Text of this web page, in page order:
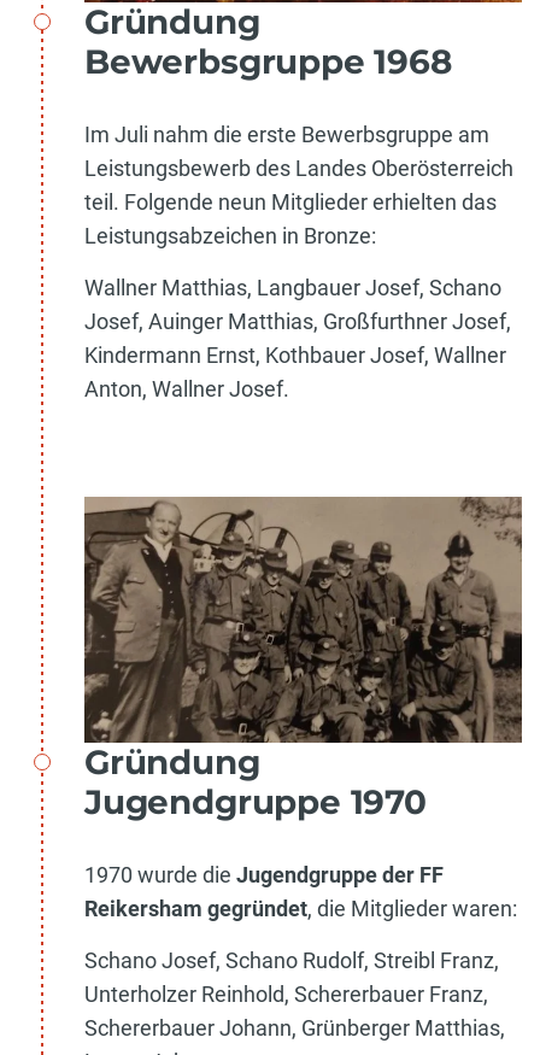
Gründung
Bewerbsgruppe 1968
Im Juli nahm die erste Bewerbsgruppe am
Leistungsbewerb des Landes Oberösterreich
teil. Folgende neun Mitglieder erhielten das
Leistungsabzeichen in Bronze:
Wallner Matthias, Langbauer Josef, Schano
Josef, Auinger Matthias, Großfurthner Josef,
Kindermann Ernst, Kothbauer Josef, Wallner
Anton, Wallner Josef.
Gründung
Jugendgruppe 1970
1970 wurde die Jugendgruppe der FF
Reikersham gegründet, die Mitglieder waren:
Schano Josef, Schano Rudolf, Streibl Franz,
Unterholzer Reinhold, Schererbauer Franz,
Schererbauer Johann, Grünberger Matthias,